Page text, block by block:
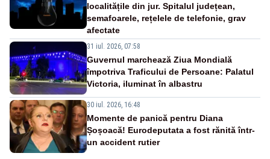
localitățile din jur. Spitalul județean,
semafoarele, rețelele de telefonie, grav
afectate
31 iul. 2026, 07:58
Guvernul marchează Ziua Mondială
împotriva Traficului de Persoane: Palatul
Victoria, iluminat în albastru
30 iul. 2026, 16:48
Momente de panică pentru Diana
Șoșoacă! Eurodeputata a fost rănită într-
un accident rutier